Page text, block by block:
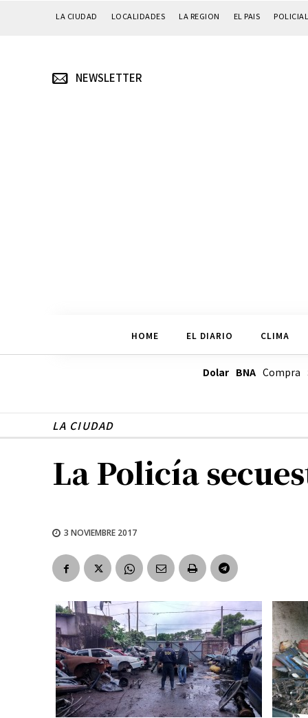
LA CIUDAD LOCALIDADES LA REGION EL PAIS
NEWSLETTER
HOME EL DIARIO CLIMA
Dolar BNACompra
LA CIUDAD
La Policía
3 NOVIEMBRE 2017